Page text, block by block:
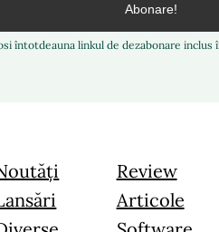
întotdeauna linkul de dezabonare inclus
Review
Articole